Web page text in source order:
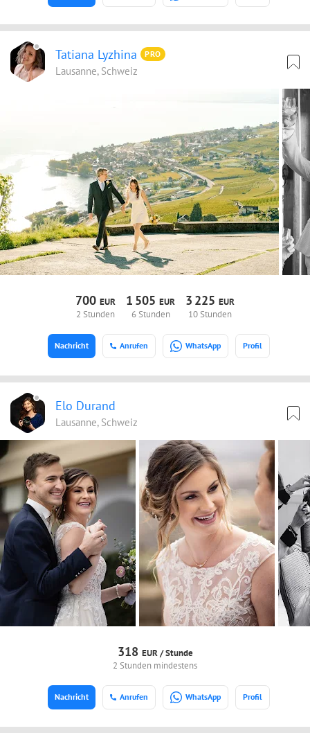
Tatiana Lyzhina PRO
Lausanne, Schweiz
700EUR
2 Stunden
1 505 EUR
6 Stunden
3 225 EUR
10 Stunden
Anrufen WhatsApp Profil
Nachricht
Elo Durand
Lausanne, Schweiz
318 EUR /Stunde
2 Stunden mindestens
Anrufen WhatsApp Profil
Nachricht